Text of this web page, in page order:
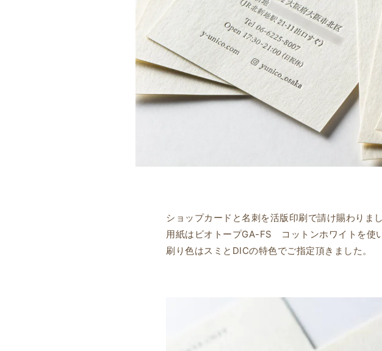
ショップカードと名刺を活版印刷で請け賜わりまし
用紙はビオトープGA-FS コットンホワイトを使
刷り色はスミとDICの特色でご指定頂きました。